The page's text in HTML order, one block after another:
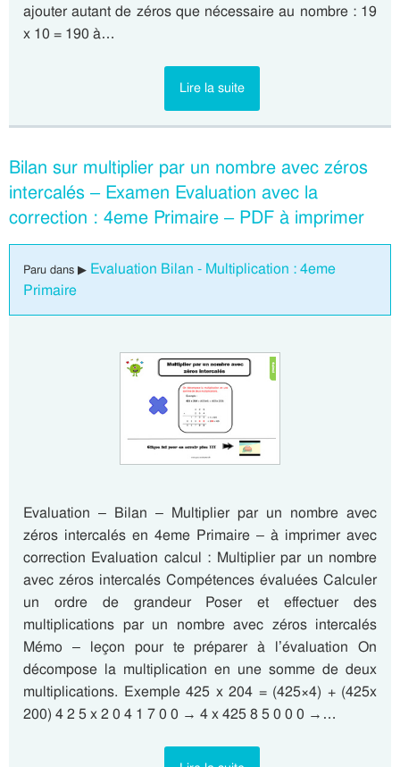
ajouter autant de zéros que nécessaire au nombre : 19
x 10 = 190 à…
Lire la suite
Bilan sur multiplier par un nombre avec zéros
intercalés – Examen Evaluation avec la
correction : 4eme Primaire – PDF à imprimer
Paru dans ▶ Evaluation Bilan - Multiplication : 4eme
Primaire
Evaluation – Bilan – Multiplier par un nombre avec
zéros intercalés en 4eme Primaire – à imprimer avec
correction Evaluation calcul : Multiplier par un nombre
avec zéros intercalés Compétences évaluées Calculer
un ordre de grandeur Poser et effectuer des
multiplications par un nombre avec zéros intercalés
Mémo – leçon pour te préparer à l’évaluation On
décompose la multiplication en une somme de deux
multiplications. Exemple 425 x 204 = (425×4) + (425x
200) 4 2 5 x 2 0 4 1 7 0 0 → 4 x 425 8 5 0 0 0 →…